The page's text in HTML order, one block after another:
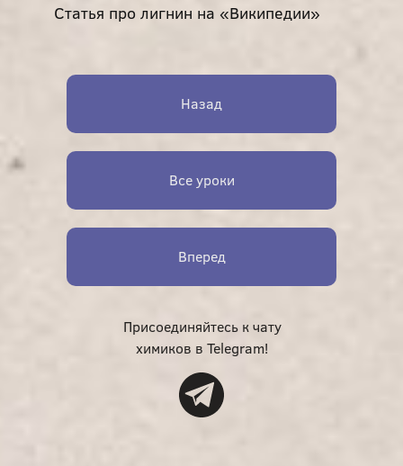
Статья про лигнин на «Википедии»
Назад
Все уроки
Вперед
Присоединяйтесь к чату
химиков в Telegram!